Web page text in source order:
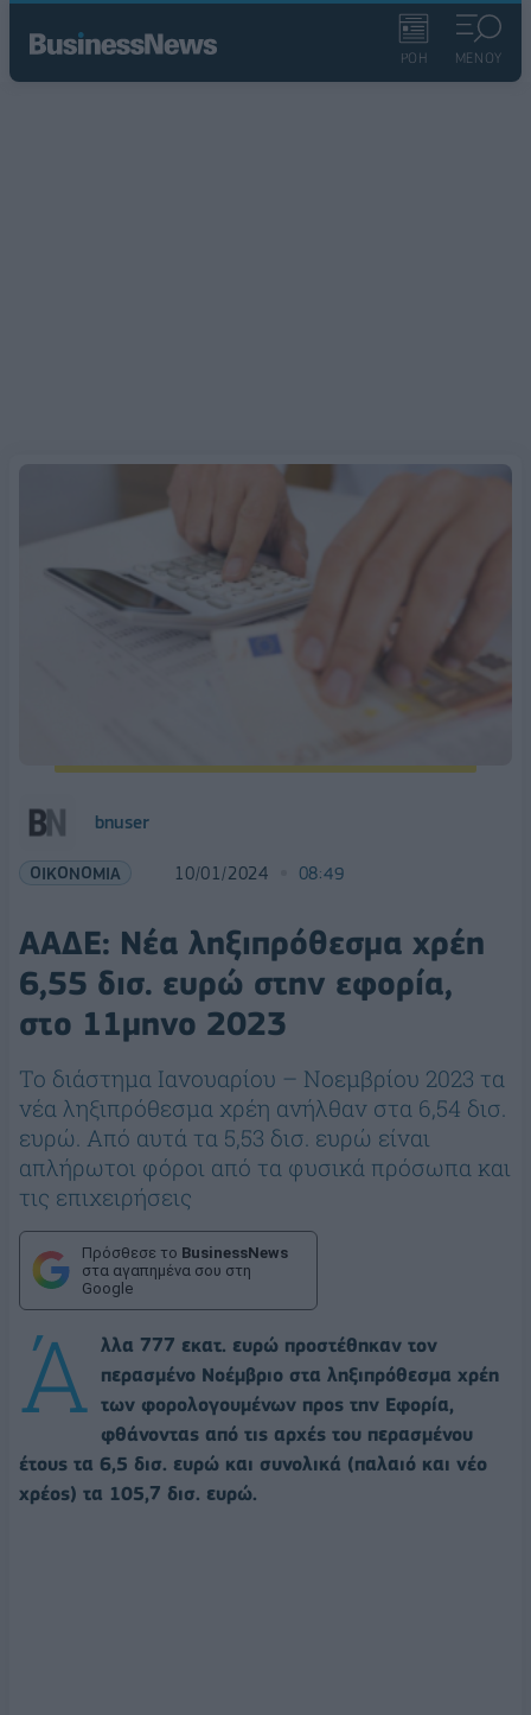
ΡΟΗ ΜΕΝΟΥ
bnuser
ΟΙΚΟΝΟΜΙΑ 10/01/2024 08:49
ΑΑΔΕ: Νέα ληξιπρόθεσμα χρέη
6,55 δισ. ευρώ στην εφορία,
στο 11μηνο 2023
Το διάστημα Ιανουαρίου – Νοεμβρίου 2023 τα
νέα ληξιπρόθεσμα χρέη ανήλθαν στα 6,54 δισ.
ευρώ. Από αυτά τα 5,53 δισ. ευρώ είναι
απλήρωτοι φόροι από τα φυσικά πρόσωπα και
τις επιχειρήσεις
Πρόσθεσε το BusinessNews
στα αγαπημένα σου στη
Google
Ά λλα 777 εκατ. ευρώ προστέθηκαν τον
περασμένο Νοέμβριο στα ληξιπρόθεσμα χρέη
των φορολογουμένων προς την Εφορία,
φθάνοντας από τις αρχές του περασμένου
έτους τα 6,5 δισ. ευρώ και συνολικά (παλαιό και νέο
χρέος) τα 105,7 δισ. ευρώ.